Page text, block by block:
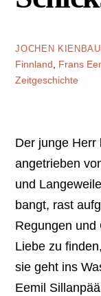
JOCHEN
Finnland
Frans
Zeitgeschichte
Der junge Herr
angetrieben
und
bangt, rast
Regungen und
Liebe zu
sie geht ins
Eemil